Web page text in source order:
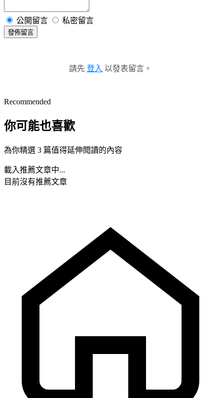
公開留言 私密留言
發佈留言
請先 登入 以發表留言。
Recommended
你可能也喜歡
為你精選 3 篇值得延伸閱讀的內容
載入推薦文章中...
目前沒有推薦文章